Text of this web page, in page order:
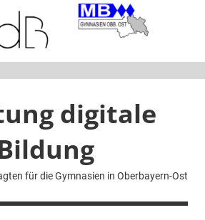
digitale
für die Gymnasien in Oberbayern-Ost